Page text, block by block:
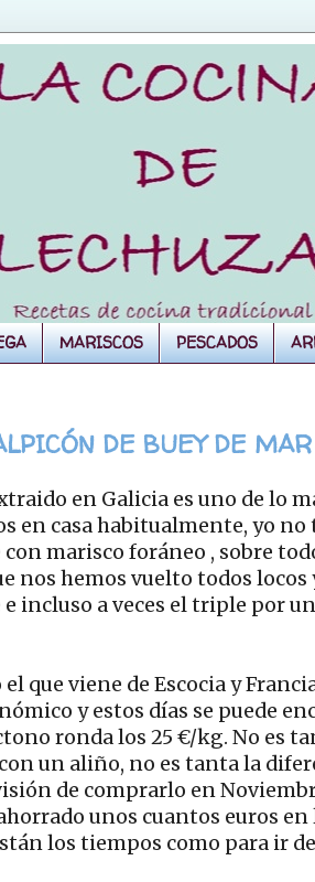
MARISCOS PESCADOS
DE BUEY DE MAR
en Galicia es uno de lo
en casa habitualmente, yo no
marisco foráneo , sobre
nos hemos vuelto todos locos
incluso a veces el triple por
que viene de Escocia y
y estos días se puede
ronda los 25 €/kg. No es
un aliño, no es tanta la
de comprarlo en
unos cuantos euros en
los tiempos como para ir